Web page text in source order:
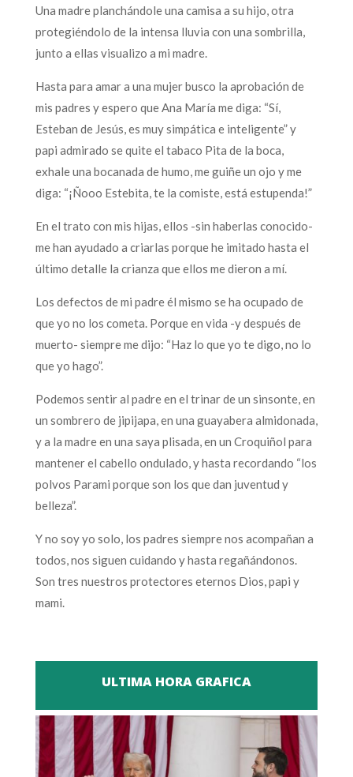
Una madre planchándole una camisa a su hijo, otra
protegiéndolo de la intensa lluvia con una sombrilla,
junto a ellas visualizo a mi madre.
Hasta para amar a una mujer busco la aprobación de
mis padres y espero que Ana María me diga: “Sí,
Esteban de Jesús, es muy simpática e inteligente” y
papi admirado se quite el tabaco Pita de la boca,
exhale una bocanada de humo, me guiñe un ojo y me
diga: “¡Ñooo Estebita, te la comiste, está estupenda!”
En el trato con mis hijas, ellos -sin haberlas conocido-
me han ayudado a criarlas porque he imitado hasta el
último detalle la crianza que ellos me dieron a mí.
Los defectos de mi padre él mismo se ha ocupado de
que yo no los cometa. Porque en vida -y después de
muerto- siempre me dijo: “Haz lo que yo te digo, no lo
que yo hago”.
Podemos sentir al padre en el trinar de un sinsonte, en
un sombrero de jipijapa, en una guayabera almidonada,
y a la madre en una saya plisada, en un Croquiñol para
mantener el cabello ondulado, y hasta recordando “los
polvos Parami porque son los que dan juventud y
belleza”.
Y no soy yo solo, los padres siempre nos acompañan a
todos, nos siguen cuidando y hasta regañándonos.
Son tres nuestros protectores eternos Dios, papi y
mami.
ULTIMA HORA GRAFICA